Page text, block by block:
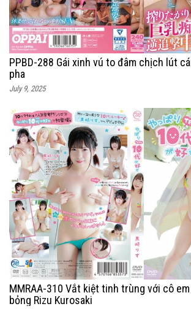
PPBD-288 Gái xinh vú to đâm chịch lút
pha
July 9, 2025
MMRAA-310 Vắt kiệt tinh trùng với cô
bỏng Rizu Kurosaki